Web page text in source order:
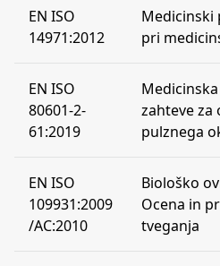
EN ISO
14971:2012
Medicinski
pri
EN ISO
80601-2-
61:2019
zahteve
pulznega
EN ISO
109931:2009
/AC:2010
Biološko
Ocena in
tveganja